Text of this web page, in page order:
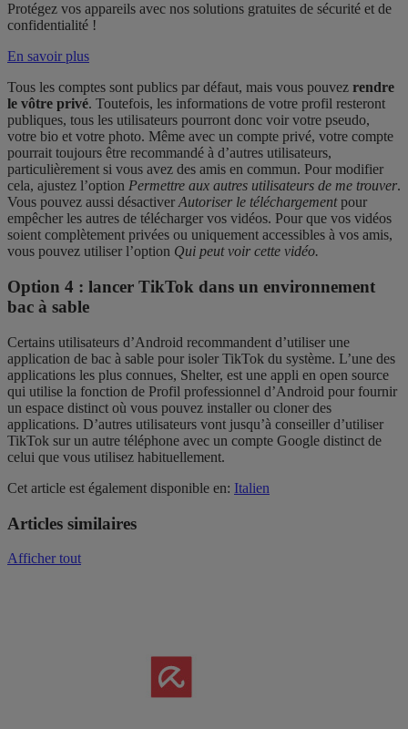
Protégez vos appareils avec nos solutions gratuites de sécurité et de
confidentialité !
En savoir plus
Tous les comptes sont publics par défaut, mais vous pouvez rendre
le vôtre privé. Toutefois, les informations de votre profil resteront
publiques, tous les utilisateurs pourront donc voir votre pseudo,
votre bio et votre photo. Même avec un compte privé, votre compte
pourrait toujours être recommandé à d’autres utilisateurs,
particulièrement si vous avez des amis en commun. Pour modifier
cela, ajustez l’option Permettre aux autres utilisateurs de me trouver.
Vous pouvez aussi désactiverAutoriser le téléchargementpour
empêcher les autres de télécharger vos vidéos. Pour que vos vidéos
soient complètement privées ou uniquement accessibles à vos amis,
vous pouvez utiliser l’option Qui peut voir cette vidéo.
Option 4 : lancer TikTok dans un environnement
bac à sable
Certains utilisateurs d’Android recommandent d’utiliser une
application de bac à sable pour isoler TikTok du système. L’une des
applications les plus connues, Shelter, est une appli en open source
qui utilise la fonction de Profil professionnel d’Android pour fournir
un espace distinct où vous pouvez installer ou cloner des
applications. D’autres utilisateurs vont jusqu’à conseiller d’utiliser
TikTok sur un autre téléphone avec un compte Google distinct de
celui que vous utilisez habituellement.
Cet article est également disponible en: Italien
Articles similaires
Afficher tout